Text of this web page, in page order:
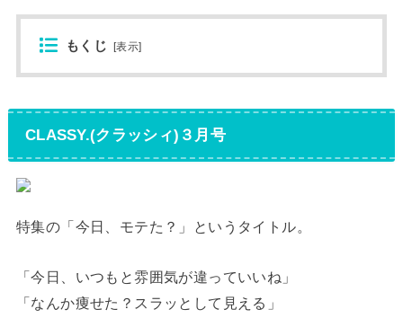
もくじ [表示]
CLASSY.(クラッシィ)３月号
特集の「今日、モテた？」というタイトル。
「今日、いつもと雰囲気が違っていいね」
「なんか痩せた？スラッとして見える」